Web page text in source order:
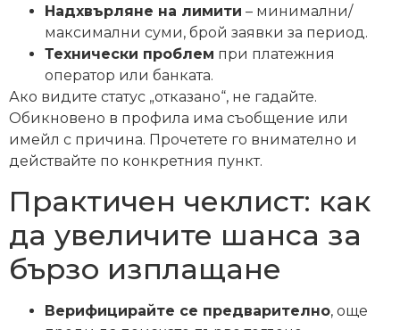
Надхвърляне на лимити – минимални/
максимални суми, брой заявки за период.
Технически проблем при платежния
оператор или банката.
Ако видите статус „отказано“, не гадайте.
Обикновено в профила има съобщение или
имейл с причина. Прочетете го внимателно и
действайте по конкретния пункт.
Практичен чеклист: как
да увеличите шанса за
бързо изплащане
Верифицирайте се предварително, още